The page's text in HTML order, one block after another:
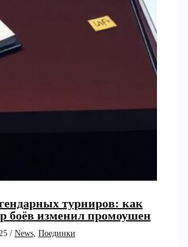
турниров: как
боёв изменил промоушен
/ News, Поединки